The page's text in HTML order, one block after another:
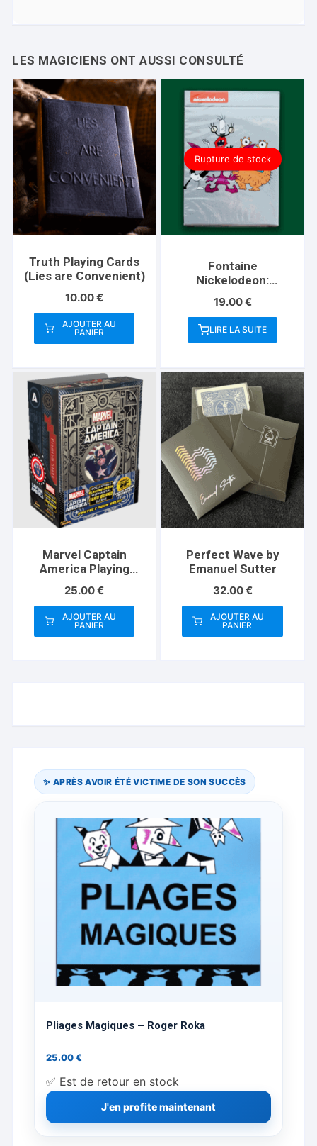
Truth Playing Cards
(Lies are Convenient)
10.00€
AJOUTER AU
PANIER
Rupture de stock
Fontaine
Nickelodeon:
Monsters Playing
Cards
19.00€
LIRE LA SUITE
Marvel Captain
America Playing
Cards (Plus Card
Guard)
25.00€
AJOUTER AU
PANIER
Perfect Wave by
Emanuel Sutter
32.00€
AJOUTER AU
PANIER
✨ APRÈS AVOIR ÉTÉ VICTIME DE SON SUCCÈS
Pliages Magiques – Roger Roka
25.00€
✅ Est de retour en stock
J'en profite maintenant